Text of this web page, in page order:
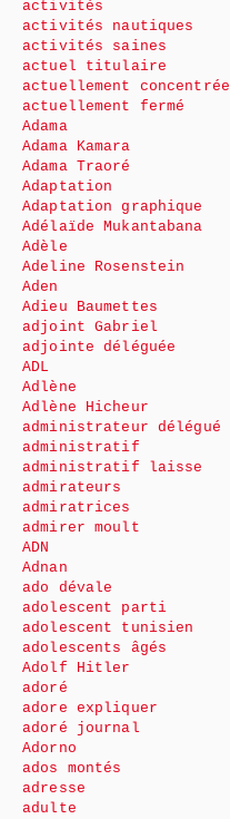
activités
activités nautiques
activités saines
actuel titulaire
actuellement concentrée
actuellement fermé
Adama
Adama Kamara
Adama Traoré
Adaptation
Adaptation graphique
Adélaïde Mukantabana
Adèle
Adeline Rosenstein
Aden
Adieu Baumettes
adjoint Gabriel
adjointe déléguée
ADL
Adlène
Adlène Hicheur
administrateur délégué
administratif
administratif laisse
admirateurs
admiratrices
admirer moult
ADN
Adnan
ado dévale
adolescent parti
adolescent tunisien
adolescents âgés
Adolf Hitler
adoré
adore expliquer
adoré journal
Adorno
ados montés
adresse
adulte